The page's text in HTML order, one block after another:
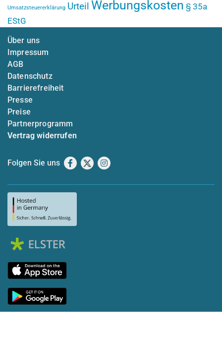
Umsatzsteuererklärung Urteil Werbungskosten § 35a
EStG
Über uns
Impressum
AGB
Datenschutz
Barrierefreiheit
Presse
Preise
Partnerprogramm
Vertrag widerrufen
Folgen Sie uns Facebook
X Instagram